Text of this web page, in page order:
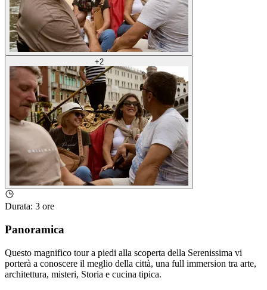
+2
Durata: 3 ore
Panoramica
Questo magnifico tour a piedi alla scoperta della Serenissima vi
porterà a conoscere il meglio della città, una full immersion tra arte,
architettura, misteri, Storia e cucina tipica.